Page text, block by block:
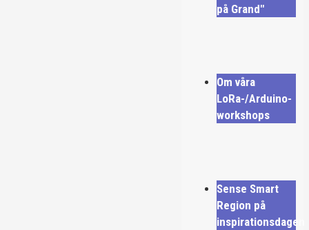
på Grand"
Om våra
LoRa-/Arduino-
workshops
Sense Smart
Region på
inspirationsdagen